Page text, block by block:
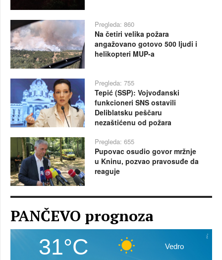
Pregleda: 860
Na četiri velika požara
angažovano gotovo 500 ljudi i
helikopteri MUP-a
Pregleda: 755
Tepić (SSP): Vojvođanski
funkcioneri SNS ostavili
Deliblatsku peščaru
nezaštićenu od požara
Pregleda: 655
Pupovac osudio govor mržnje
u Kninu, pozvao pravosuđe da
reaguje
PANČEVO prognoza
31°C Vedro